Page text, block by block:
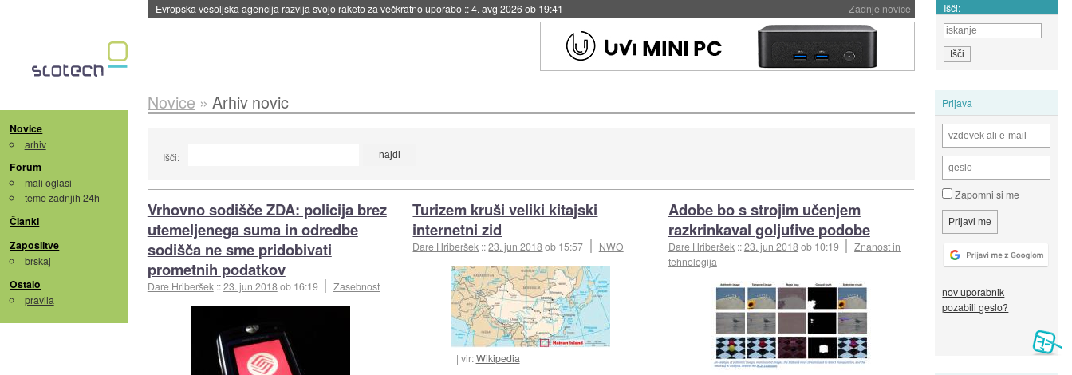
Zadnje novice
Evropska vesoljska agencija razvija svojo raketo za večkratno uporabo ::4. avg 2026 ob 19:41 Išči:
Novice
arhiv
Forum
mali oglasi
teme zadnjih 24h
Članki
Zaposlitve
brskaj
Ostalo
pravila
Prijava
Zapomni si me
nov uporabnik
pozabili geslo?
Novice » Arhiv novic
Išči:
Vrhovno sodišče ZDA: policija brez
utemeljenega suma in odredbe
sodišča ne sme pridobivati
prometnih podatkov
Dare Hriberšek ::23. jun 2018ob 16:19 Zasebnost
Turizem kruši veliki kitajski
internetni zid
Dare Hriberšek ::23. jun 2018ob 15:57 NWO
vir:Wikipedia
Adobe bo s strojim učenjem
razkrinkaval goljufive podobe
Dare Hriberšek ::23. jun 2018ob 10:19
Znanost in
tehnologija